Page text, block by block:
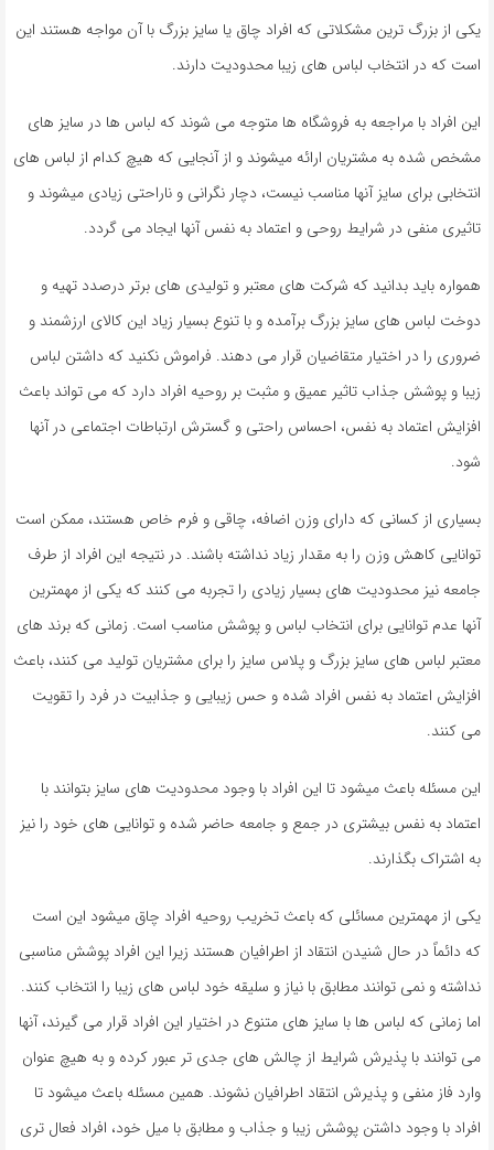
یکی از بزرگ ترین مشکلاتی که افراد چاق یا سایز بزرگ با آن مواجه هستند این
است که در انتخاب لباس های زیبا محدودیت دارند.
این افراد با مراجعه به فروشگاه ها متوجه می شوند که لباس ها در سایز های
مشخص شده به مشتریان ارائه میشوند و از آنجایی که هیچ کدام از لباس های
انتخابی برای سایز آنها مناسب نیست، دچار نگرانی و ناراحتی زیادی میشوند و
تاثیری منفی در شرایط روحی و اعتماد به نفس آنها ایجاد می گردد.
همواره باید بدانید که شرکت های معتبر و تولیدی های برتر درصدد تهیه و
دوخت لباس های سایز بزرگ برآمده و با تنوع بسیار زیاد این کالای ارزشمند و
ضروری را در اختیار متقاضیان قرار می دهند. فراموش نکنید که داشتن لباس
زیبا و پوشش جذاب تاثیر عمیق و مثبت بر روحیه افراد دارد که می تواند باعث
افزایش اعتماد به نفس، احساس راحتی و گسترش ارتباطات اجتماعی در آنها
شود.
بسیاری از کسانی که دارای وزن اضافه، چاقی و فرم خاص هستند، ممکن است
توانایی کاهش وزن را به مقدار زیاد نداشته باشند. در نتیجه این افراد از طرف
جامعه نیز محدودیت های بسیار زیادی را تجربه می کنند که یکی از مهمترین
آنها عدم توانایی برای انتخاب لباس و پوشش مناسب است. زمانی که برند های
معتبر لباس های سایز بزرگ و پلاس سایز را برای مشتریان تولید می کنند، باعث
افزایش اعتماد به نفس افراد شده و حس زیبایی و جذابیت در فرد را تقویت
می کنند.
این مسئله باعث میشود تا این افراد با وجود محدودیت های سایز بتوانند با
اعتماد به نفس بیشتری در جمع و جامعه حاضر شده و توانایی های خود را نیز
به اشتراک بگذارند.
یکی از مهمترین مسائلی که باعث تخریب روحیه افراد چاق میشود این است
که دائماً در حال شنیدن انتقاد از اطرافیان هستند زیرا این افراد پوشش مناسبی
نداشته و نمی توانند مطابق با نیاز و سلیقه خود لباس های زیبا را انتخاب کنند.
اما زمانی که لباس ها با سایز های متنوع در اختیار این افراد قرار می گیرند، آنها
می توانند با پذیرش شرایط از چالش های جدی تر عبور کرده و به هیچ عنوان
وارد فاز منفی و پذیرش انتقاد اطرافیان نشوند. همین مسئله باعث میشود تا
افراد با وجود داشتن پوشش زیبا و جذاب و مطابق با میل خود، افراد فعال تری